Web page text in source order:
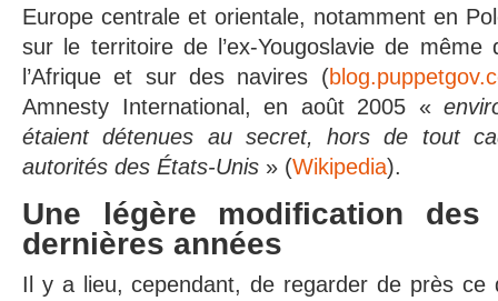
Europe centrale et orientale, notamment en
sur le territoire de l’ex-Yougoslavie de
l’Afrique et sur des navires (
Amnesty International, en août 2005 «
étaient détenues au secret, hors de tout
autorités des États-Unis » (Wikipedia).
Une légère modification des
dernières années
Il y a lieu, cependant, de regarder de près ce